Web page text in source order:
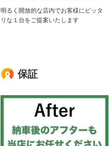
明るく開放的な店内でお客様にピッタ
リな１台をご提案いたします
保証